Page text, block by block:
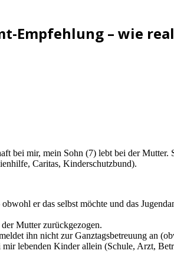
Empfehlung – wie
bei mir, mein Sohn (7) lebt bei der
Caritas, Kinderschutzbund).
er das selbst möchte und das
Mutter zurückgezogen.
ihn nicht zur Ganztagsbetreuung an
lebenden Kinder allein (Schule, Arzt,